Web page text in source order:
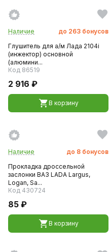
Наличие до 263 бонусов
Глушитель для а/м Лада 2104i
(инжектор) основной
(алюмини...
Код 86519
2 916 ₽
В корзину
Наличие до 8 бонусов
Прокладка дроссельной
заслонки ВАЗ LADA Largus,
Logan, Sa...
Код 430724
85 ₽
В корзину